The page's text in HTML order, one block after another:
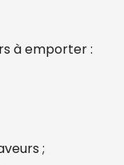
à emporter :
;